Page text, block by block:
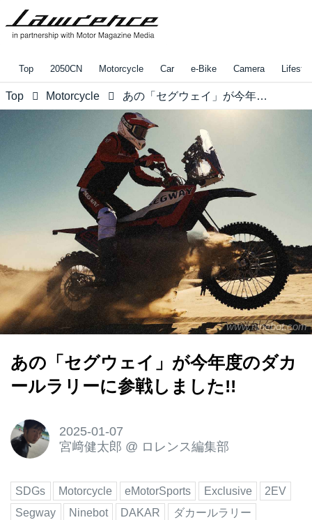
Top 2050CN Motorcycle Car e-Bike Camera
Top Motorcycle あの「セグウェイ」が今年度のダカールラリーに参戦しました!!
www.ninebot.com
あの「セグウェイ」が今年度のダカ
ールラリーに参戦しました!!
2025-01-07
宮﨑健太郎 @ ロレンス編集部
SDGs Motorcycle eMotorSports Exclusive
2EV
Segway
Ninebot DAKAR ダカールラリー